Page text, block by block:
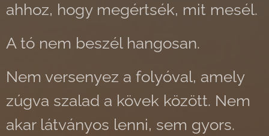
ahhoz, hogy megértsék, mit mesél.
A tó nem beszél hangosan.
Nem versenyez a folyóval, amely
zúgva szalad a kövek között. Nem
akar látványos lenni, sem gyors.